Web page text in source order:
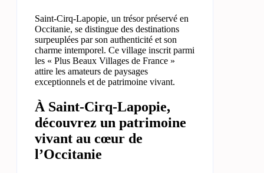
Saint-Cirq-Lapopie, un trésor préservé en
Occitanie, se distingue des destinations
surpeuplées par son authenticité et son
charme intemporel. Ce village inscrit parmi
les « Plus Beaux Villages de France »
attire les amateurs de paysages
exceptionnels et de patrimoine vivant.
À Saint-Cirq-Lapopie,
découvrez un patrimoine
vivant au cœur de
l’Occitanie